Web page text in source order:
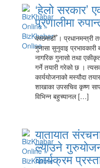
‘हेलो सरकार’
प्रणालीमा
काठमाडौँ । प्रधानमन्त्री
गुनासा सुनुवाइ प्रभावकारी
नागरिक गुनासो तथा
गर्ने तयारी गरेको छ ।
कार्ययोजनाको मस्यौदा
शाखाका उपसचिव कृष्ण
विभिन्न बहुच्यानल […]
यातायात
ल्याउने
कार्यक्रम